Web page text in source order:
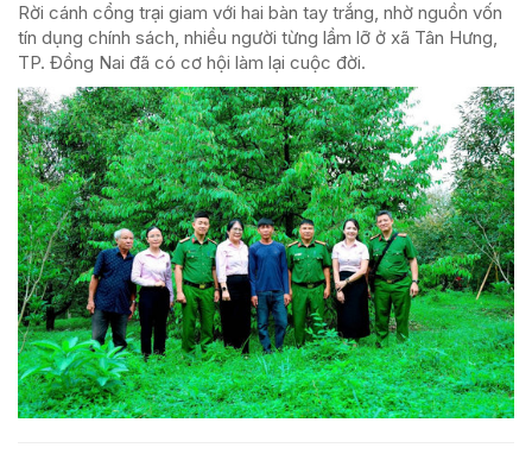
Rời cánh cổng trại giam với hai bàn tay trắng, nhờ nguồn vốn
tín dụng chính sách, nhiều người từng lầm lỡ ở xã Tân Hưng,
TP. Đồng Nai đã có cơ hội làm lại cuộc đời.